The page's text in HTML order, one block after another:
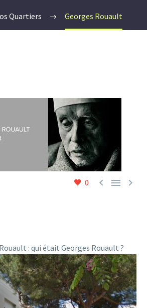
Quartiers Georges Rouault
0   
: qui était Georges Rouault ?